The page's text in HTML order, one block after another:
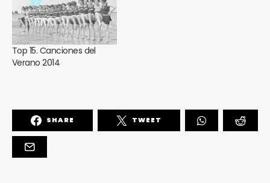
Top 15. Canciones del
Verano 2014
SHARE TWEET